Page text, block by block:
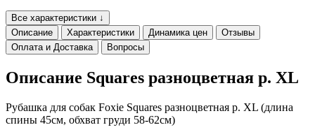
Все характеристики ↓
Описание
Характеристики Динамика цен
Отзывы
Оплата и Доставка
Вопросы
Описание Squares разноцветная р. XL
Рубашка для собак Foxie Squares разноцветная р. XL (длина
спины 45см, обхват груди 58-62см)